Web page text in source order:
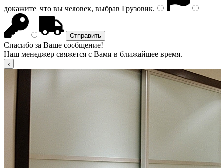
докажите, что вы человек, выбрав Грузовик.
Спасибо за Ваше сообщение!
Наш менеджер свяжется с Вами в ближайшее время.